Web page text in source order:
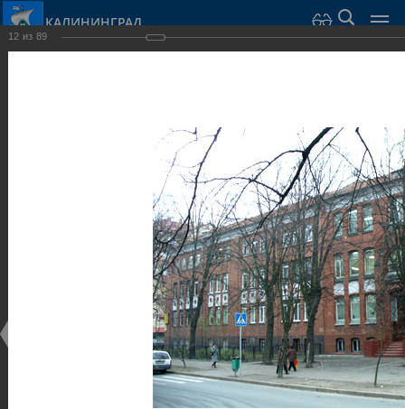
КАЛИНИНГРАД
Общественные здания и сооружения
12 из 89